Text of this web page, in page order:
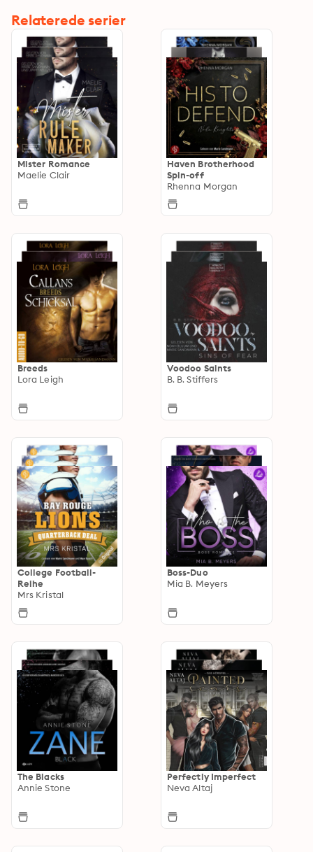
Relaterede serier
Mister Romance
Maelie Clair
Haven Brotherhood
Spin-off
Rhenna Morgan
Breeds
Lora Leigh
Voodoo Saints
B. B. Stiffers
College Football-
Reihe
Mrs Kristal
Boss-Duo
Mia B. Meyers
The Blacks
Annie Stone
Perfectly Imperfect
Neva Altaj